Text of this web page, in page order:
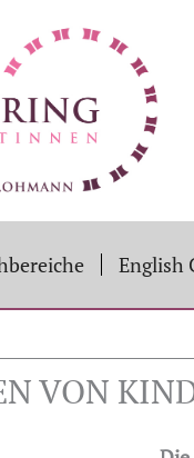
English
VON